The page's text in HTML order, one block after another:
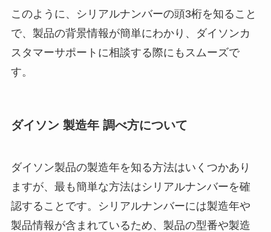
このように、シリアルナンバーの頭3桁を知ること
で、製品の背景情報が簡単にわかり、ダイソンカ
スタマーサポートに相談する際にもスムーズで
す。
ダイソン 製造年 調べ方について
ダイソン製品の製造年を知る方法はいくつかあり
ますが、最も簡単な方法はシリアルナンバーを確
認することです。シリアルナンバーには製造年や
製品情報が含まれているため、製品の型番や製造